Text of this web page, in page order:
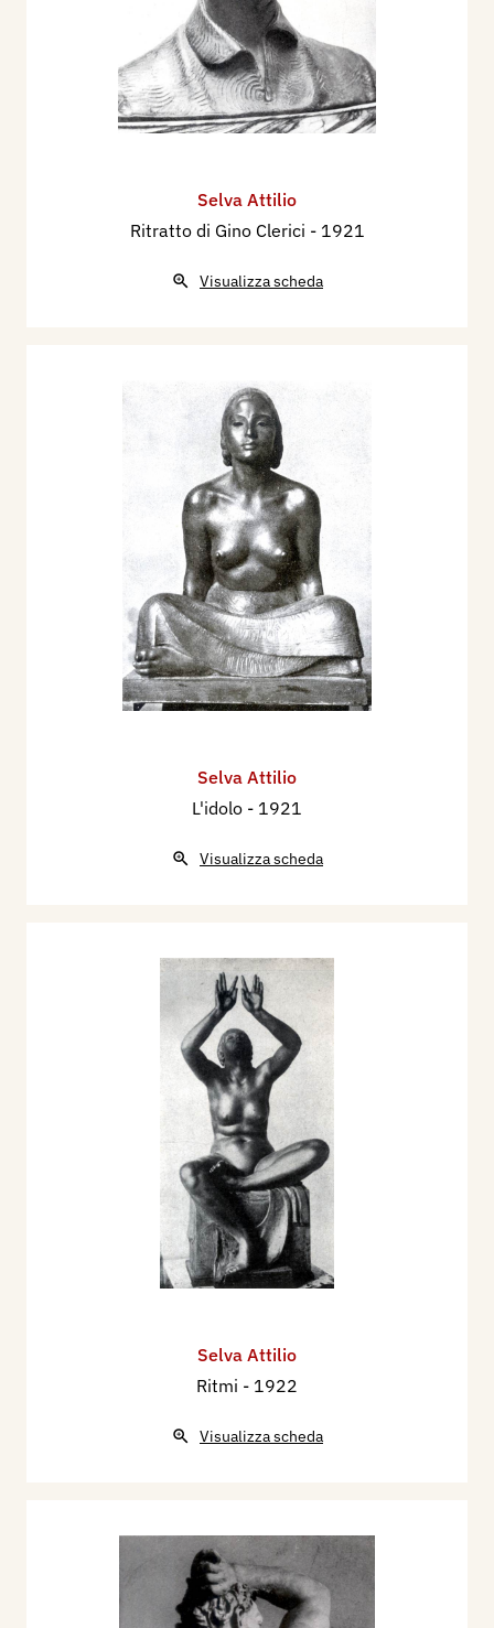
Selva Attilio
Ritratto di Gino Clerici - 1921
Visualizza scheda
Selva Attilio
L'idolo - 1921
Visualizza scheda
Selva Attilio
Ritmi - 1922
Visualizza scheda